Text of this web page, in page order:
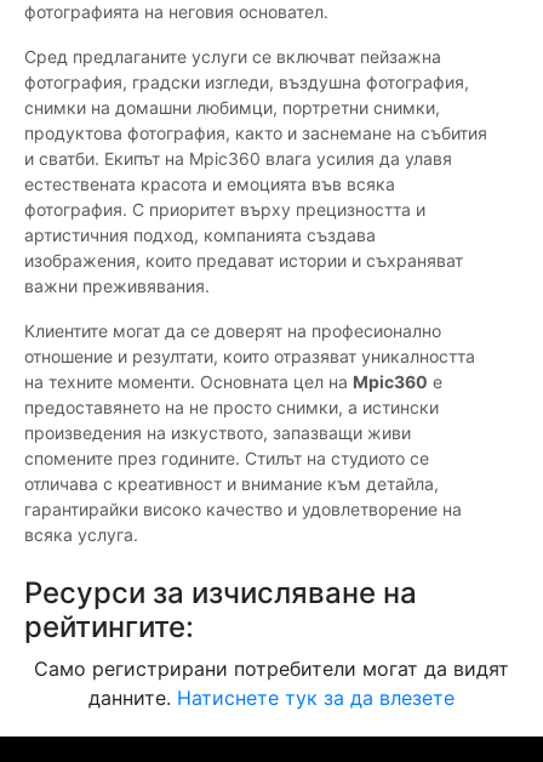
фотографията на неговия основател.
Сред предлаганите услуги се включват пейзажна
фотография, градски изгледи, въздушна фотография,
снимки на домашни любимци, портретни снимки,
продуктова фотография, както и заснемане на събития
и сватби. Екипът на Mpic360 влага усилия да улавя
естествената красота и емоцията във всяка
фотография. С приоритет върху прецизността и
артистичния подход, компанията създава
изображения, които предават истории и съхраняват
важни преживявания.
Клиентите могат да се доверят на професионално
отношение и резултати, които отразяват уникалността
на техните моменти. Основната цел на Mpic360 е
предоставянето на не просто снимки, а истински
произведения на изкуството, запазващи живи
спомените през годините. Стилът на студиото се
отличава с креативност и внимание към детайла,
гарантирайки високо качество и удовлетворение на
всяка услуга.
Ресурси за изчисляване на
рейтингите:
Само регистрирани потребители могат да видят
данните. Натиснете тук за да влезете